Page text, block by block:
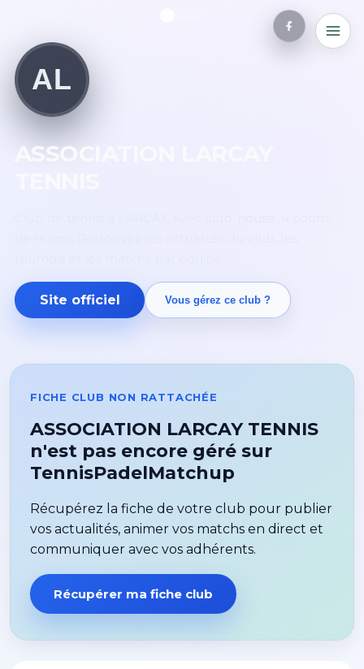
AL
ASSOCIATION LARCAY
Site officiel Vous gérez ce club ?
FICHE CLUB NON RATTACHÉE
ASSOCIATION LARCAY TENNIS
n'est pas encore géré sur
TennisPadelMatchup
Récupérez la fiche de votre club pour publier
vos actualités, animer vos matchs en direct et
communiquer avec vos adhérents.
Récupérer ma fiche club